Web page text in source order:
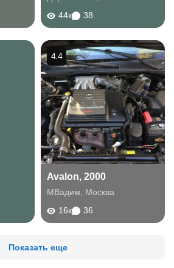
44к
38
Avalon, 2000
МВадим
Москва
16к
36
4.4
Показать еще